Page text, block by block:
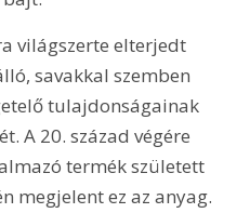
világszerte elterjedt
savakkal szemben
tulajdonságainak
A 20. század végére
termék született
megjelent ez az anyag.